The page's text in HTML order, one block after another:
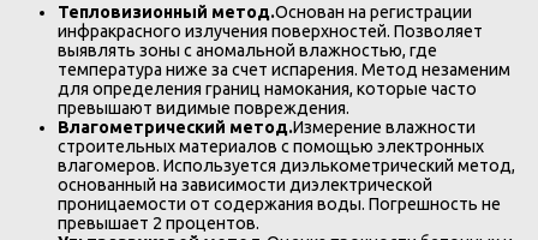
Тепловизионный метод.Основан на регистрации
инфракрасного излучения поверхностей. Позволяет
выявлять зоны с аномальной влажностью, где
температура ниже за счет испарения. Метод незаменим
для определения границ намокания, которые часто
превышают видимые повреждения.
Влагометрический метод.Измерение влажности
строительных материалов с помощью электронных
влагомеров. Используется диэлькометрический метод,
основанный на зависимости диэлектрической
проницаемости от содержания воды. Погрешность не
превышает 2 процентов.